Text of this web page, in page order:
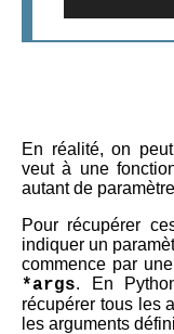
En réalité, on
veut à une
autant de
Pour récupérer
indiquer un
commence par
*args. En
récupérer tous les
les arguments